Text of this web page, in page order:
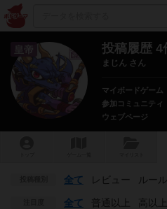
皇帝 投稿履歴 4
まじん さん
マイボードゲーム
参加コミュニティ
ウェブページ
全て レビュー ルール
全て 普通以上 高以上